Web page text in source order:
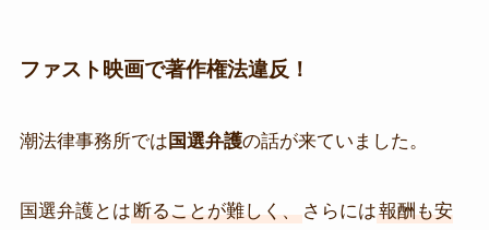
ファスト映画で著作権法違反！
潮法律事務所では 国選弁護の話が来ていました。
国選弁護とは断ることが難しく、さらには報酬も安